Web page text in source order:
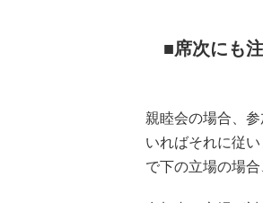
席次にも
親睦会の場合、
いればそれに従
で下の立場の場